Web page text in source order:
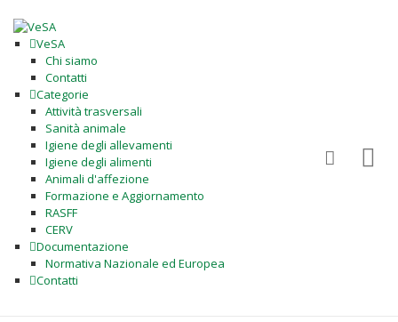
VeSA
Chi siamo
Contatti
Categorie
Attività trasversali
Sanità animale
Igiene degli allevamenti
Igiene degli alimenti
Animali d'affezione
Formazione e Aggiornamento
RASFF
CERV
Documentazione
Normativa Nazionale ed Europea
Contatti